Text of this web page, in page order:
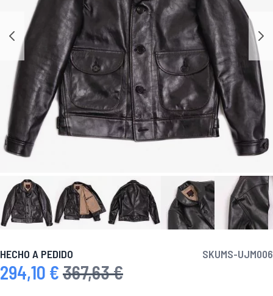
HECHO A PEDIDO SKUMS-UJM006
Precio especial
294,10 € Precio habitual
367,63 €